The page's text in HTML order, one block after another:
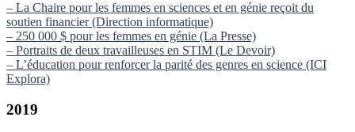
– La Chaire pour les femmes en sciences et en génie reçoit du
soutien financier (Direction informatique)
– 250 000 $ pour les femmes en génie (La Presse)
– Portraits de deux travailleuses en STIM (Le Devoir)
– L’éducation pour renforcer la parité des genres en science (ICI
Explora)
2019